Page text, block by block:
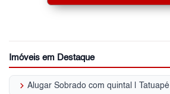
Imóveis em Destaque
keyboard_arrow_right Alugar Sobrado com quintal | Tatuapé